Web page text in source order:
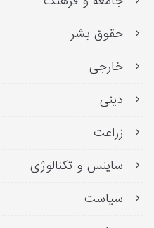
حقوق بشر
خارجی
دینی
زراعت
ساینس و تکنالوژی
سیاست